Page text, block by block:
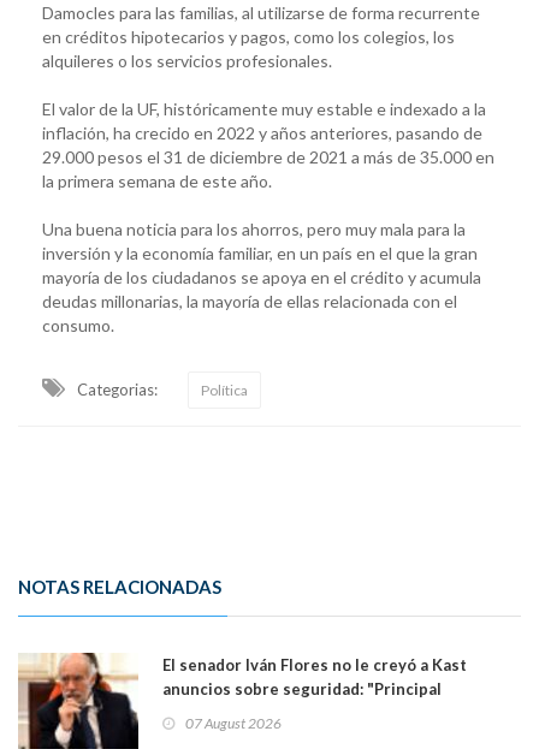
Damocles para las familias, al utilizarse de forma recurrente
en créditos hipotecarios y pagos, como los colegios, los
alquileres o los servicios profesionales.
El valor de la UF, históricamente muy estable e indexado a la
inflación, ha crecido en 2022 y años anteriores, pasando de
29.000 pesos el 31 de diciembre de 2021 a más de 35.000 en
la primera semana de este año.
Una buena noticia para los ahorros, pero muy mala para la
inversión y la economía familiar, en un país en el que la gran
mayoría de los ciudadanos se apoya en el crédito y acumula
deudas millonarias, la mayoría de ellas relacionada con el
consumo.
Categorias: Política
NOTAS RELACIONADAS
El senador Iván Flores no le creyó a Kast
anuncios sobre seguridad: "Principal
perseguir ruta del dinero y levantar secreto
07 August 2026